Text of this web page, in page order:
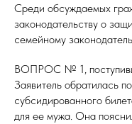
Среди обсуждаемых
законодательству о
семейному
ВОПРОС № 1,
Заявитель обратилась
субсидированного
для ее мужа. Она